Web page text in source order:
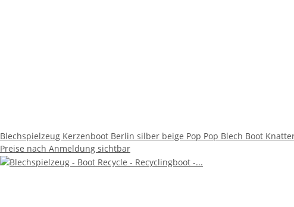
Blechspielzeug Kerzenboot Berlin silber beige Pop Pop Blech Boot
Preise nach Anmeldung sichtbar